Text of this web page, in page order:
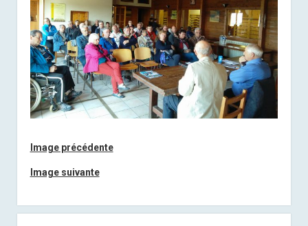
Image précédente
Image suivante